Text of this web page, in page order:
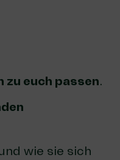
euch passen.
wie sie sich